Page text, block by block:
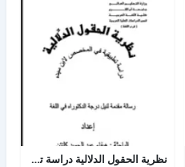
نظرية الحقول الدلالية دراسة تطبيقية في المخصص لإبن سيده